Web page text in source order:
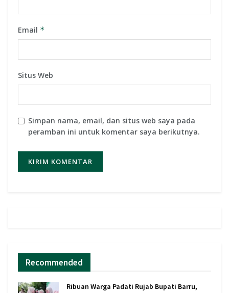
Email *
Situs Web
Simpan nama, email, dan situs web saya pada
peramban ini untuk komentar saya berikutnya.
Recommended
Ribuan Warga Padati Rujab Bupati Barru,